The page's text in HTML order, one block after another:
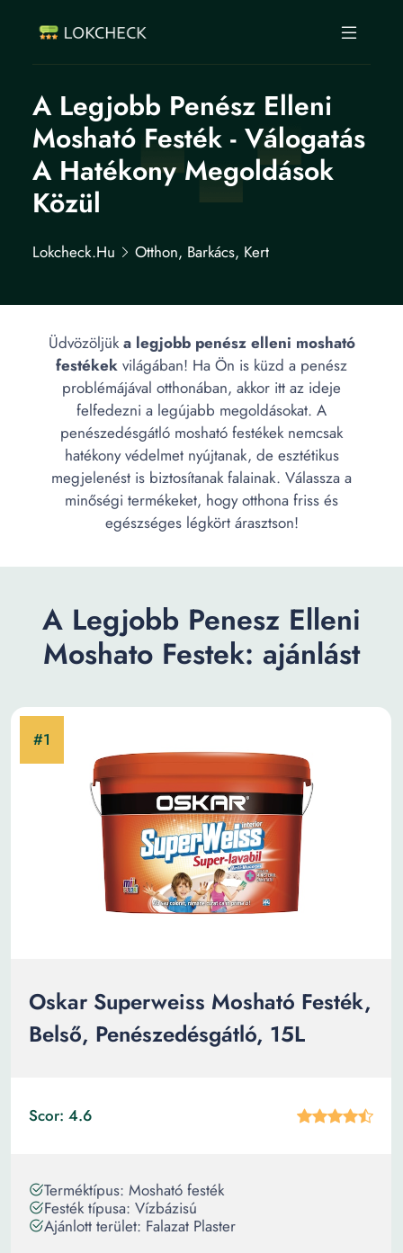
A Legjobb Penész Elleni
Mosható Festék - Válogatás
A Hatékony Megoldások
Közül
Lokcheck.hu Otthon, Barkács, Kert
Üdvözöljüka legjobb penész elleni mosható
festékek világában! Ha Ön is küzd a penész
problémájával otthonában, akkor itt az ideje
felfedezni a legújabb megoldásokat. A
penészedésgátló mosható festékek nemcsak
hatékony védelmet nyújtanak, de esztétikus
megjelenést is biztosítanak falainak. Válassza a
minőségi termékeket, hogy otthona friss és
egészséges légkört árasztson!
A Legjobb Penesz Elleni
Moshato Festek: ajánlást
Oskar Superweiss Mosható Festék,
Belső, Penészedésgátló, 15L
Scor: 4.6
Terméktípus: Mosható festék
Festék típusa: Vízbázisú
Ajánlott terület: Falazat Plaster